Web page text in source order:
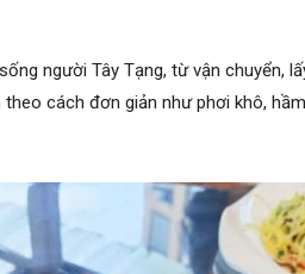
người Tây Tạng, từ vận chuyển,
cách đơn giản như phơi khô,